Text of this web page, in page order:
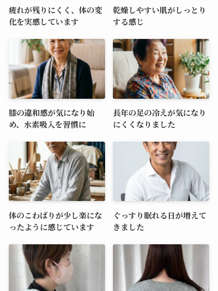
疲れが残りにくく、体の変
化を実感しています
乾燥しやすい肌がしっとり
する感じ
膝の違和感が気になり始
め、水素吸入を習慣に
長年の足の冷えが気になり
にくくなりました
体のこわばりが少し楽にな
ったように感じています
ぐっすり眠れる日が増えて
きました